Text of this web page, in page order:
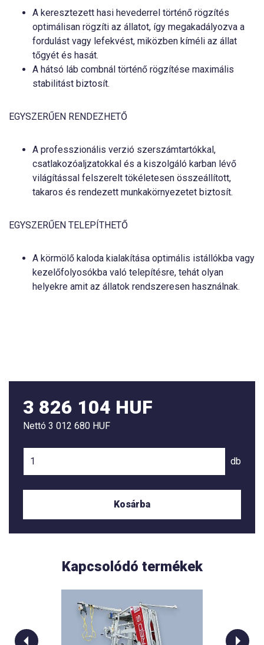
A keresztezett hasi hevederrel történő rögzítés
optimálisan rögzíti az állatot, így megakadályozva a
fordulást vagy lefekvést, miközben kíméli az állat
tőgyét és hasát.
A hátsó láb combnál történő rögzítése maximális
stabilitást biztosít.
EGYSZERŰEN RENDEZHETŐ
A professzionális verzió szerszámtartókkal,
csatlakozóaljzatokkal és a kiszolgáló karban lévő
világítással felszerelt tökéletesen összeállított,
takaros és rendezett munkakörnyezetet biztosít.
EGYSZERŰEN TELEPÍTHETŐ
A körmölő kaloda kialakítása optimális istállókba vagy
kezelőfolyosókba való telepítésre, tehát olyan
helyekre amit az állatok rendszeresen használnak.
3 826 104 HUF
Nettó 3 012 680 HUF
db
Kosárba
Kapcsolódó termékek